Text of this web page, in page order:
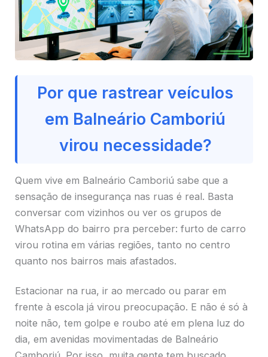
Por que rastrear veículos
em Balneário Camboriú
virou necessidade?
Quem vive em Balneário Camboriú sabe que a
sensação de insegurança nas ruas é real. Basta
conversar com vizinhos ou ver os grupos de
WhatsApp do bairro pra perceber: furto de carro
virou rotina em várias regiões, tanto no centro
quanto nos bairros mais afastados.
Estacionar na rua, ir ao mercado ou parar em
frente à escola já virou preocupação. E não é só à
noite não, tem golpe e roubo até em plena luz do
dia, em avenidas movimentadas de Balneário